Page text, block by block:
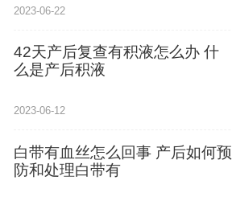
2023-06-22
42天产后复查有积液怎么办 什
么是产后积液
2023-06-12
白带有血丝怎么回事 产后如何预
防和处理白带有